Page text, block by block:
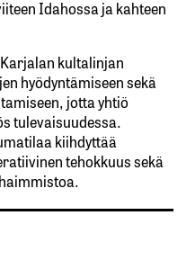
Idahossa ja kahteen
kultalinjan
hyödyntämiseen sekä
jotta yhtiö
tulevaisuudessa.
kiihdyttää
tehokkuus sekä